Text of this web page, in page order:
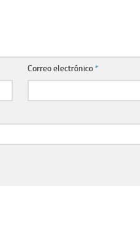
Correo electrónico*